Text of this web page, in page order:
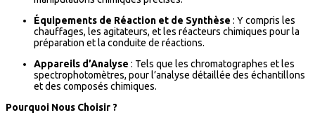
Équipements de Réaction et de Synthèse : Y compris les
chauffages, les agitateurs, et les réacteurs chimiques pour la
préparation et la conduite de réactions.
Appareils d’Analyse : Tels que les chromatographes et les
spectrophotomètres, pour l’analyse détaillée des échantillons
et des composés chimiques.
Pourquoi Nous Choisir ?